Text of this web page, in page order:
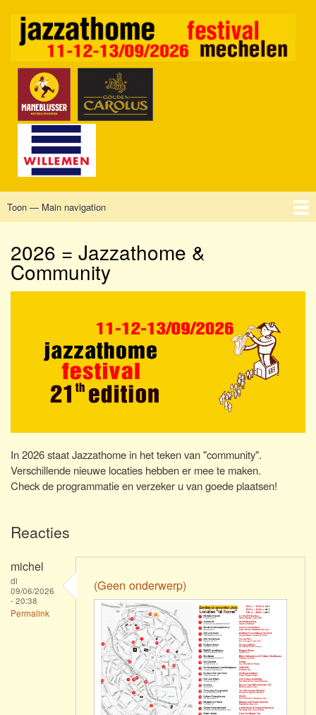
de
Main
Toon — Main navigation
2026 = Jazzathome &
Community
In 2026 staat Jazzathome in het teken van "community".
Verschillende nieuwe locaties hebben er mee te maken.
Check de programmatie en verzeker u van goede plaatsen!
Reacties
michel
di
09/06/2026
- 20:38
Permalink
(Geen onderwerp)